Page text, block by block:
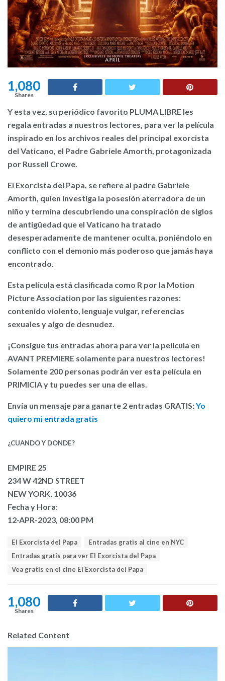
1,080
Shares
Y esta vez, su periódico favorito PLUMA LIBRE les
regala entradas a nuestros lectores, para ver la película
inspirado en los archivos reales del principal exorcista
del Vaticano, el Padre Gabriele Amorth, protagonizada
por Russell Crowe.
El Exorcista del Papa, se refiere al padre Gabriele
Amorth, quien investiga la posesión aterradora de un
niño y termina descubriendo una conspiración de siglos
de antigüedad que el Vaticano ha tratado
desesperadamente de mantener oculta, poniéndolo en
conflicto con el demonio más poderoso que jamás haya
encontrado.
Esta película está clasificada como R por la Motion
Picture Association por las siguientes razones:
contenido violento, lenguaje vulgar, referencias
sexuales y algo de desnudez.
¡Consigue tus entradas ahora para ver la película en
AVANT PREMIERE solamente para nuestros lectores!
Solamente 200 personas podrán ver esta película en
PRIMICIA y tu puedes ser una de ellas.
Envía un mensaje para ganarte 2 entradas GRATIS:Yo
quiero mi entrada gratis
¿CUANDO Y DONDE?
EMPIRE 25
234 W 42ND STREET
NEW YORK, 10036
Fecha y Hora:
12-APR-2023, 08:00 PM
El Exorcista del Papa
Entradas gratis al cine en NYC
Entradas gratis para ver El Exorcista del Papa
Vea gratis en el cine El Exorcista del Papa
1,080
Shares
Related Content